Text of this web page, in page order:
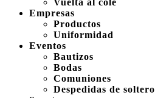
Empresas
Productos
Uniformidad
Eventos
Bautizos
Bodas
Comuniones
Despedidas de soltero